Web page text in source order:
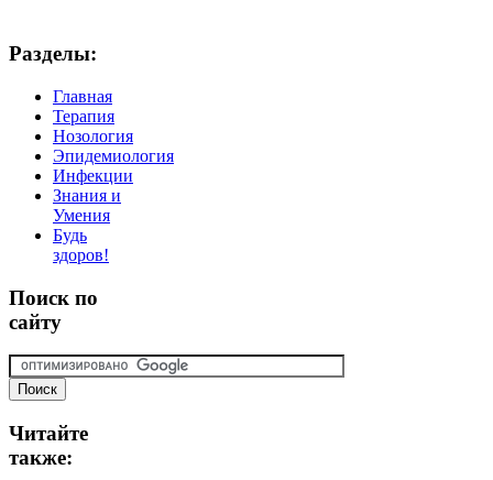
Разделы:
Главная
Терапия
Нозология
Эпидемиология
Инфекции
Знания и
Умения
Будь
здоров!
Поиск по
сайту
Читайте
также: